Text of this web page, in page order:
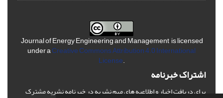
Journal of Energy Engineering and Management is licensed
under aCreative Commons Attribution 4.0 International
License.
اشتراک خبرنامه
برای دریافت اخبار و اطلاعیه های مهم نشریه در خبرنامه نشریه مشترک